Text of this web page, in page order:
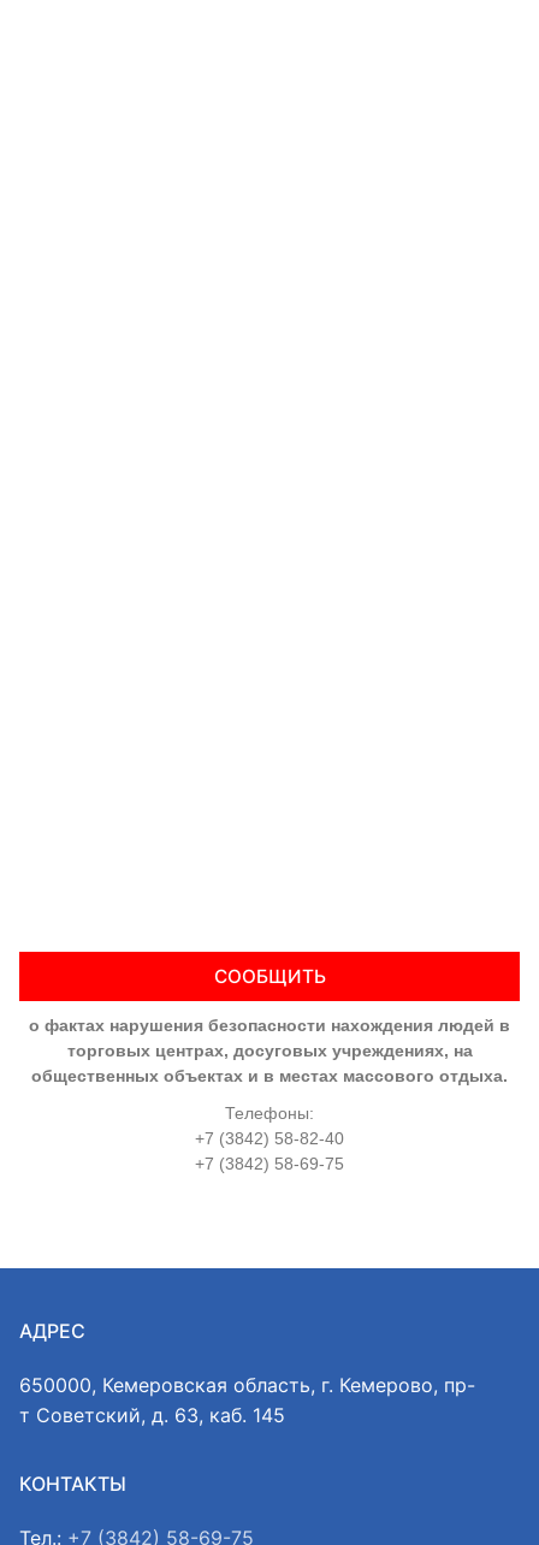
СООБЩИТЬ
о фактах нарушения безопасности нахождения людей в
торговых центрах, досуговых учреждениях, на
общественных объектах и в местах массового отдыха.
Телефоны:
+7 (3842) 58-82-40
+7 (3842) 58-69-75
АДРЕС
650000, Кемеровская область, г. Кемерово, пр-
т Советский, д. 63, каб. 145
КОНТАКТЫ
Тел.: +7 (3842) 58-69-75